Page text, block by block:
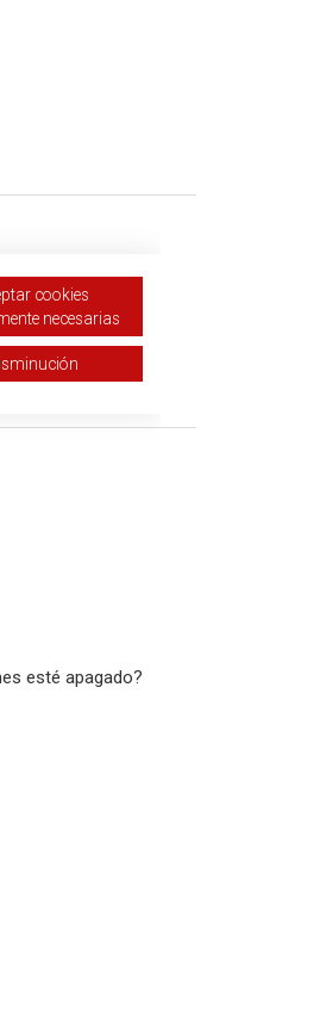
esté apagado?
cookies
necesarias